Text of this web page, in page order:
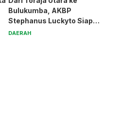
Bulukumba, AKBP
Stephanus Luckyto Siap
Jaga Kamtibmas
DAERAH